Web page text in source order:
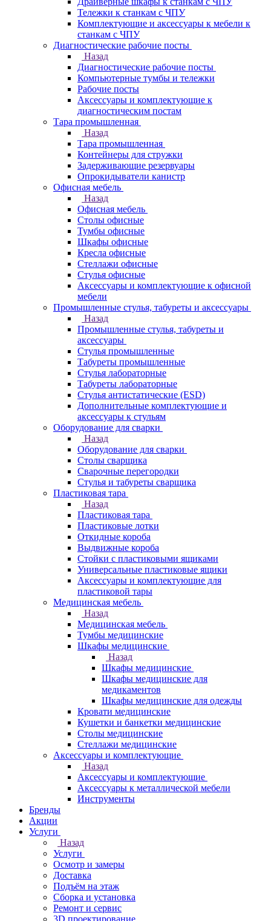
Тележки к станкам с ЧПУ
Комплектующие и аксессуары к мебели к
станкам с ЧПУ
Диагностические рабочие посты
Назад
Диагностические рабочие посты
Компьютерные тумбы и тележки
Рабочие посты
Аксессуары и комплектующие к
диагностическим постам
Тара промышленная
Назад
Тара промышленная
Контейнеры для стружки
Задерживающие резервуары
Опрокидыватели канистр
Офисная мебель
Назад
Офисная мебель
Столы офисные
Тумбы офисные
Шкафы офисные
Кресла офисные
Стеллажи офисные
Стулья офисные
Аксессуары и комплектующие к офисной
мебели
Промышленные стулья, табуреты и аксессуары
Назад
Промышленные стулья, табуреты и
аксессуары
Стулья промышленные
Табуреты промышленные
Стулья лабораторные
Табуреты лабораторные
Стулья антистатические (ESD)
Дополнительные комплектующие и
аксессуары к стульям
Оборудование для сварки
Назад
Оборудование для сварки
Столы сварщика
Сварочные перегородки
Стулья и табуреты сварщика
Пластиковая тара
Назад
Пластиковая тара
Пластиковые лотки
Откидные короба
Выдвижные короба
Стойки с пластиковыми ящиками
Универсальные пластиковые ящики
Аксессуары и комплектующие для
пластиковой тары
Медицинская мебель
Назад
Медицинская мебель
Тумбы медицинские
Шкафы медицинские
Назад
Шкафы медицинские
Шкафы медицинские для
медикаментов
Шкафы медицинские для одежды
Кровати медицинские
Кушетки и банкетки медицинские
Столы медицинские
Стеллажи медицинские
Аксессуары и комплектующие
Назад
Аксессуары и комплектующие
Аксессуары к металлической мебели
Инструменты
Бренды
Акции
Услуги
Назад
Услуги
Осмотр и замеры
Доставка
Подъём на этаж
Сборка и установка
Ремонт и сервис
3D проектирование